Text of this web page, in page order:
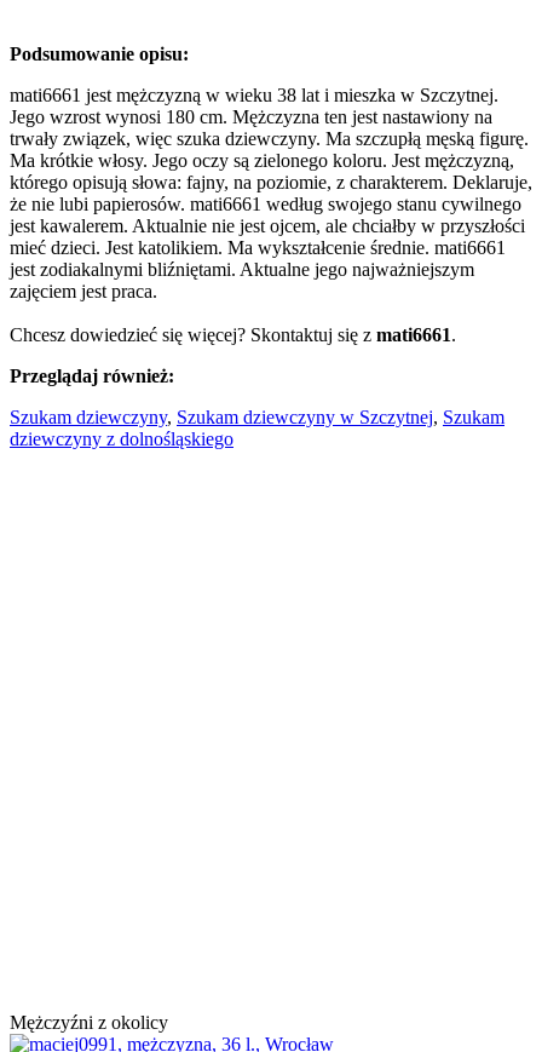
Podsumowanie opisu:
mati6661 jest mężczyzną w wieku 38 lat i mieszka w Szczytnej.
Jego wzrost wynosi 180 cm. Mężczyzna ten jest nastawiony na
trwały związek, więc szuka dziewczyny. Ma szczupłą męską figurę.
Ma krótkie włosy. Jego oczy są zielonego koloru. Jest mężczyzną,
którego opisują słowa: fajny, na poziomie, z charakterem. Deklaruje,
że nie lubi papierosów. mati6661 według swojego stanu cywilnego
jest kawalerem. Aktualnie nie jest ojcem, ale chciałby w przyszłości
mieć dzieci. Jest katolikiem. Ma wykształcenie średnie. mati6661
jest zodiakalnymi bliźniętami. Aktualne jego najważniejszym
zajęciem jest praca.
Chcesz dowiedzieć się więcej? Skontaktuj się z mati6661.
Przeglądaj również:
Szukam dziewczyny, Szukam dziewczyny w Szczytnej, Szukam
dziewczyny z dolnośląskiego
Mężczyźni z okolicy